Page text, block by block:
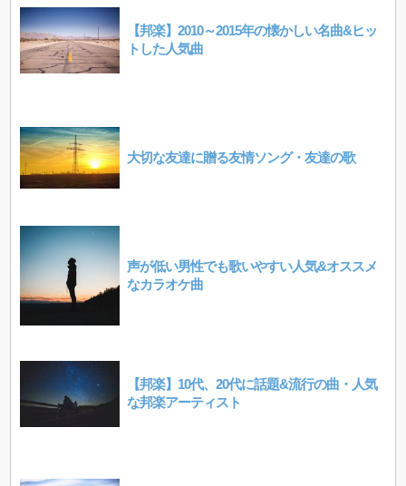
【邦楽】2010～2015年の懐かしい名曲&ヒッ
トした人気曲
大切な友達に贈る友情ソング・友達の歌
声が低い男性でも歌いやすい人気&オススメ
なカラオケ曲
【邦楽】10代、20代に話題&流行の曲・人気
な邦楽アーティスト